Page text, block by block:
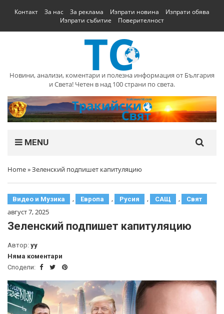
Контакт За нас За реклама Изпрати новина
Изпрати обява
Изпрати събитие
Поверителност
Новини, анализи, коментари и полезна информация от България
и Света! Четен в над 100 страни по света.
MENU
Home»Зеленский подпишет капитуляцию
Видео и Музика , Европа , Русия , САЩ , Свят
август 7, 2025
Зеленский подпишет капитуляцию
Автор: yy
Няма коментари
Сподели: